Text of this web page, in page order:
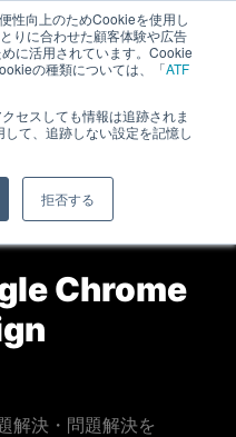
性向上のためCookieを使用し
りに合わせた顧客体験や広告
に活用されています。Cookie
の種類については、「ATF
セスしても情報は追跡されま
て、追跡しない設定を記憶し
拒否する
ンサルティングFIRM
Chrome
解決・問題解決を